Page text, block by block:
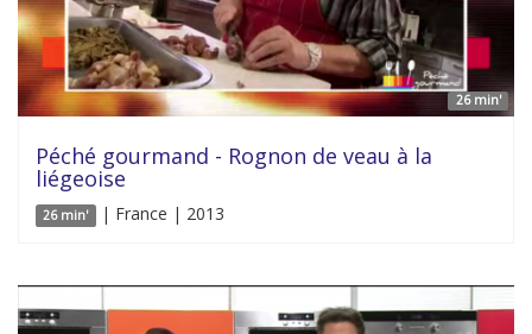
26 min'
Péché gourmand - Rognon de veau à la
liégeoise
26 min' | France | 2013